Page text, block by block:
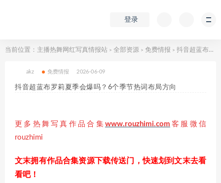
登录
当前位置： 主播热舞网红写真情报站 > 全部资源 > 免费情报 > 抖音超蓝布罗莉夏季会爆吗？6个季节热词布局方向
akz 免费情报 2026-06-09
抖音超蓝布罗莉夏季会爆吗？6个季节热词布局方向
更多热舞写真作品合集 www.rouzhimi.com 客服微信
rouzhimi
文末拥有作品合集资源下载传送门，快速划到文末去看
看吧！